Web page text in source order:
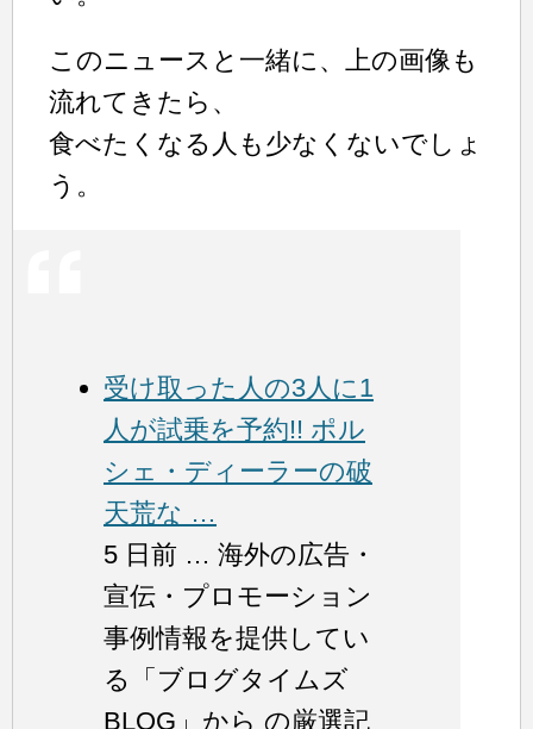
このニュースと一緒に、上の画像も
流れてきたら、
食べたくなる人も少なくないでしょ
う。
受け取った人の3人に1
人が試乗を予約!! ポル
シェ・ディーラーの破
天荒な …
5 日前 … 海外の広告・
宣伝・プロモーション
事例情報を提供してい
る「ブログタイムズ
BLOG」から の厳選記